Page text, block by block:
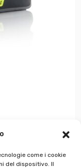
come i cookie
del dispositivo. Il